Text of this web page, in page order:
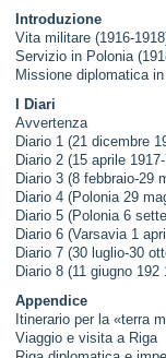
Introduzione
Vita militare (1916-
Servizio in Polonia
Missione diplomatica
I Diari
Avvertenza
Diario 1 (21 dicembre
Diario 2 (15 aprile
Diario 3 (8 febbraio-29
Diario 4 (Polonia 29
Diario 5 (Polonia 6
Diario 6 (Varsavia 1
Diario 7 (30 luglio-30
Diario 8 (11 giugno
Appendice
Itinerario per la «terra
Viaggio e visita a Riga